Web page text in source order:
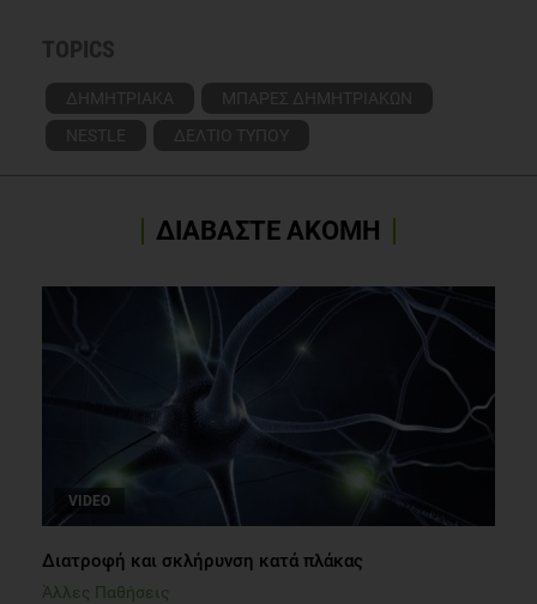
TOPICS
ΔΗΜΗΤΡΙΑΚΑ
ΜΠΑΡΕΣ ΔΗΜΗΤΡΙΑΚΩΝ
NESTLE
ΔΕΛΤΙΟ ΤΥΠΟΥ
ΔΙΑΒΑΣΤΕ ΑΚΟΜΗ
VIDEO
Διατροφή και σκλήρυνση κατά πλάκας
Άλλες Παθήσεις